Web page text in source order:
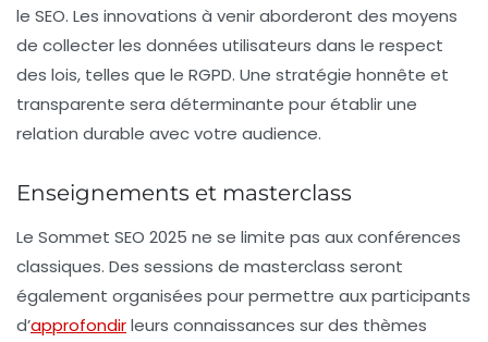
le SEO. Les innovations à venir aborderont des moyens
de collecter les données utilisateurs dans le respect
des lois, telles que le RGPD. Une stratégie honnête et
transparente sera déterminante pour établir une
relation durable avec votre audience.
Enseignements et masterclass
Le Sommet SEO 2025 ne se limite pas aux conférences
classiques. Des sessions de masterclass seront
également organisées pour permettre aux participants
d’approfondirleurs connaissances sur des thèmes